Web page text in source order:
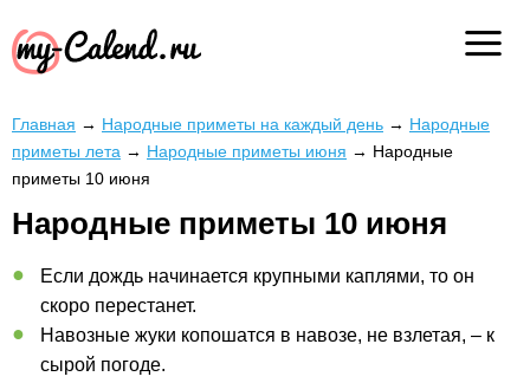
Главная → Народные приметы на каждый день → Народные
приметы лета → Народные приметы июня → Народные
приметы 10 июня
Народные приметы 10 июня
Если дождь начинается крупными каплями, то он
скоро перестанет.
Навозные жуки копошатся в навозе, не взлетая, – к
сырой погоде.